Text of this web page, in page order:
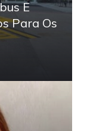
E
Para Os